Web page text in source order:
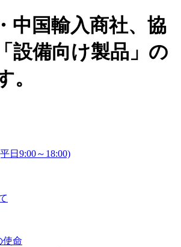
中国輸入商社、協
設備向け製品」の
。
日9:00～18:00)
使命